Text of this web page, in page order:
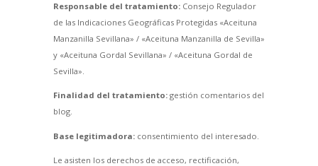
Responsable del tratamiento:Consejo Regulador
de las Indicaciones Geográficas Protegidas «Aceituna
Manzanilla Sevillana» / «Aceituna Manzanilla de Sevilla»
y «Aceituna Gordal Sevillana» / «Aceituna Gordal de
Sevilla».
Finalidad del tratamiento:gestión comentarios del
blog.
Base legitimadora:consentimiento del interesado.
Le asisten los derechos de acceso, rectificación,